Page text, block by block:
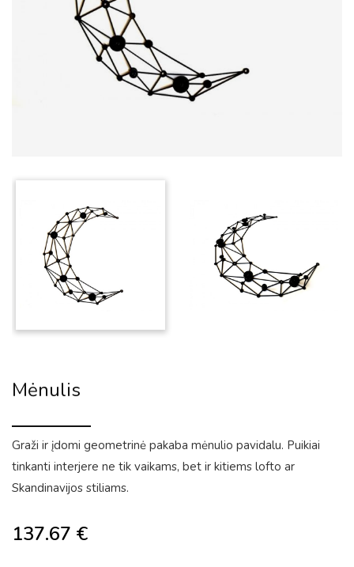
Mėnulis
Graži ir įdomi geometrinė pakaba mėnulio pavidalu. Puikiai
tinkanti interjere ne tik vaikams, bet ir kitiems lofto ar
Skandinavijos stiliams.
137.67 €